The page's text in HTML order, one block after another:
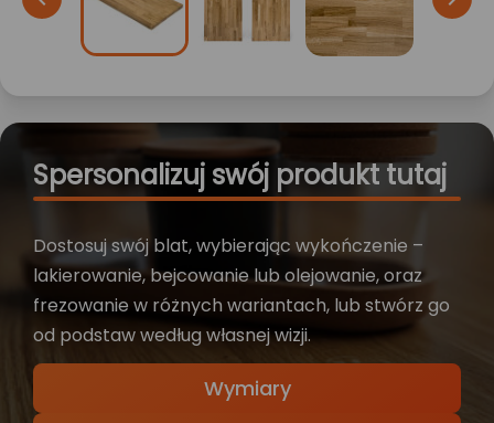
Spersonalizuj swój produkt tutaj
Dostosuj swój blat, wybierając wykończenie –
lakierowanie, bejcowanie lub olejowanie, oraz
frezowanie w różnych wariantach, lub stwórz go
od podstaw według własnej wizji.
Wymiary